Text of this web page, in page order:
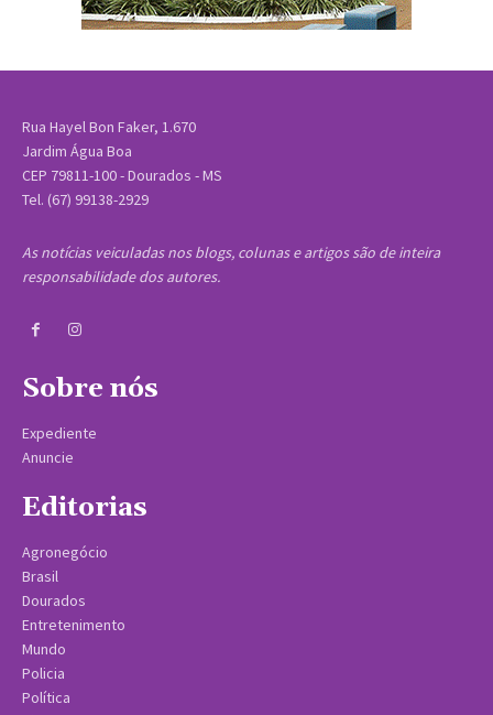
Rua Hayel Bon Faker, 1.670
Jardim Água Boa
CEP 79811-100 - Dourados - MS
Tel. (67) 99138-2929
As notícias veiculadas nos blogs, colunas e artigos são de inteira
responsabilidade dos autores.
Sobre nós
Expediente
Anuncie
Editorias
Agronegócio
Brasil
Dourados
Entretenimento
Mundo
Policia
Política